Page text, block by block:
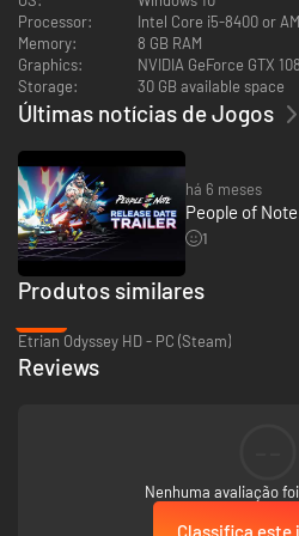
cada batalha é uma interativa atuação
combate, ataques rítmicos em tempo
Processor:
Intel Core i5-8400 or
Memory:
8 GB RAM
Graphics:
NVIDIA GeForce GTX
Storage:
30 GB available space
Últimas notícias de Jogos
há 6 meses
People of
1
Produtos similares
Etrian Odyssey HD - PC (Steam)
Reviews
Nenhuma avaliação
Classifica este